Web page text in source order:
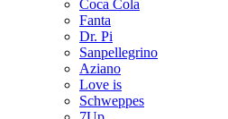
Coca Cola
Fanta
Dr. Pi
Sanpellegrino
Aziano
Love is
Schweppes